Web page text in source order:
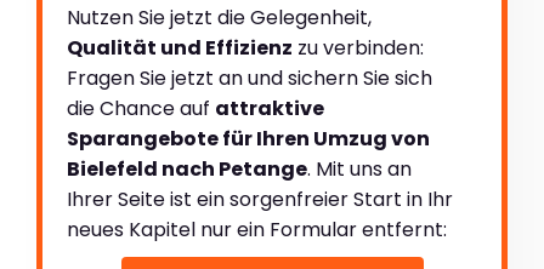
Nutzen Sie jetzt die Gelegenheit,
Qualität und Effizienz zu verbinden:
Fragen Sie jetzt an und sichern Sie sich
die Chance auf attraktive
Sparangebote für Ihren Umzug von
Bielefeld nach Petange. Mit uns an
Ihrer Seite ist ein sorgenfreier Start in Ihr
neues Kapitel nur ein Formular entfernt: